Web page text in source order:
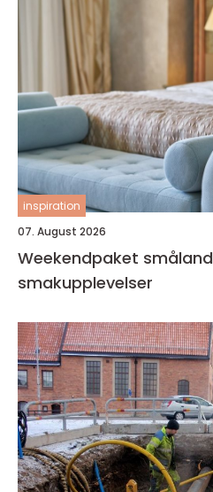
inspiration
07. August 2026
Weekendpaket småland slott, sjöar och
smakupplevelser